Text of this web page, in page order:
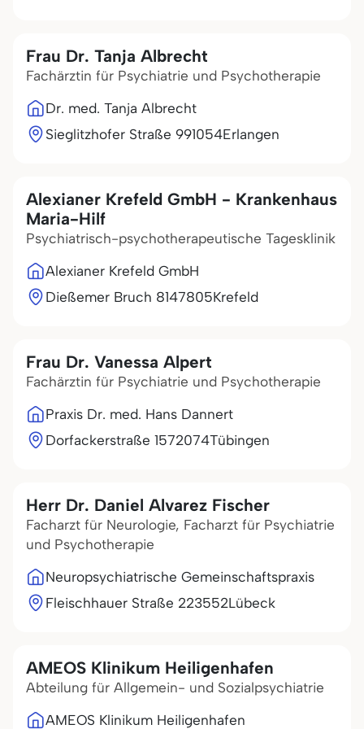
Frau Dr. Tanja Albrecht
Fachärztin für Psychiatrie und Psychotherapie
Dr. med. Tanja Albrecht
Sieglitzhofer Straße 991054Erlangen
Alexianer Krefeld GmbH - Krankenhaus
Maria-Hilf
Psychiatrisch-psychotherapeutische Tagesklinik
Alexianer Krefeld GmbH
Dießemer Bruch 8147805Krefeld
Frau Dr. Vanessa Alpert
Fachärztin für Psychiatrie und Psychotherapie
Praxis Dr. med. Hans Dannert
Dorfackerstraße 1572074Tübingen
Herr Dr. Daniel Alvarez Fischer
Facharzt für Neurologie, Facharzt für Psychiatrie
und Psychotherapie
Neuropsychiatrische Gemeinschaftspraxis
Fleischhauer Straße 223552Lübeck
AMEOS Klinikum Heiligenhafen
Abteilung für Allgemein- und Sozialpsychiatrie
AMEOS Klinikum Heiligenhafen